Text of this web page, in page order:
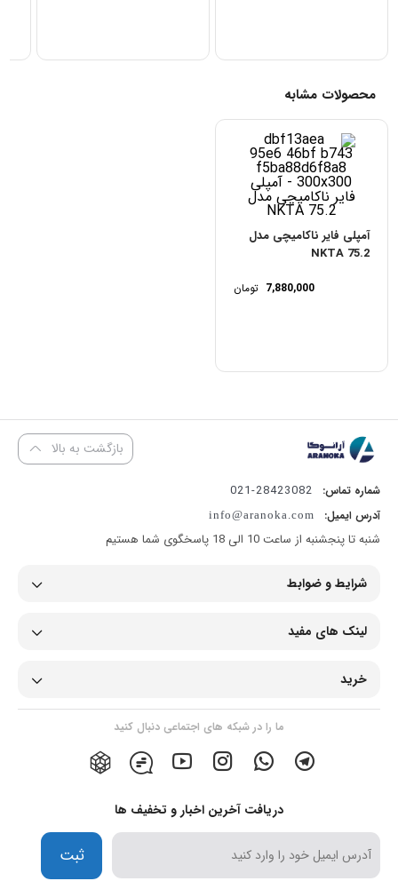
محصولات مشابه
آمپلی فایر ناکامیچی مدل
NKTA 75.2
7,880,000 تومان
بازگشت به بالا
شماره تماس: 28423082-021
آدرس ایمیل: info@aranoka.com
شنبه تا پنجشنبه از ساعت 10 الی 18 پاسخگوی شما هستیم
شرایط و ضوابط
لینک های مفید
خرید
ما را در شبکه های اجتماعی دنبال کنید
دریافت آخرین اخبار و تخفیف ها
ثبت